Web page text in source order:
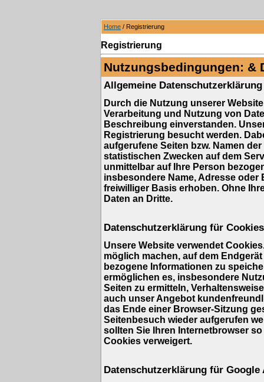
Home / Registrierung
Registrierung
Nutzungsbedingungen: &
Allgemeine Datenschutzerklärung
Durch die Nutzung unserer
Verarbeitung und Nutzung von
Beschreibung einverstanden.
Registrierung besucht werden.
aufgerufene Seiten bzw. Namen
statistischen Zwecken auf dem
unmittelbar auf Ihre Person
insbesondere Name, Adresse oder
freiwilliger Basis erhoben. Ohne
Daten an Dritte.
Datenschutzerklärung für Cookies
Unsere Website verwendet
möglich machen, auf dem
bezogene Informationen zu
ermöglichen es, insbesondere
Seiten zu ermitteln,
auch unser Angebot
das Ende einer Browser-Sitzung
Seitenbesuch wieder aufgerufen
sollten Sie Ihren Internetbrowser
Cookies verweigert.
Datenschutzerklärung für Google